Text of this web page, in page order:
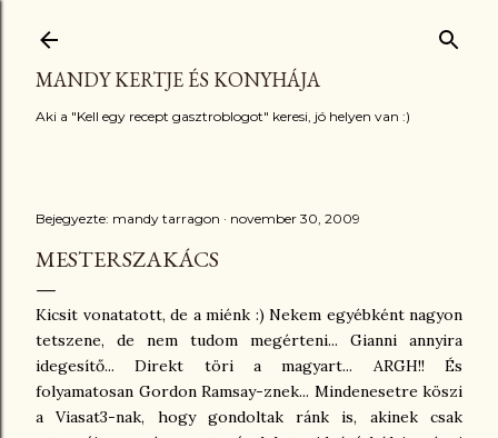
MANDY KERTJE ÉS KONYHÁJA
Aki a "Kell egy recept gasztroblogot" keresi, jó helyen van :)
Bejegyezte: mandy tarragon november 30, 2009
MESTERSZAKÁCS
Kicsit vonatatott, de a miénk :) Nekem egyébként nagyon
tetszene, de nem tudom megérteni... Gianni annyira
idegesítő... Direkt töri a magyart... ARGH!! És
folyamatosan Gordon Ramsay-znek... Mindenesetre köszi
a Viasat3-nak, hogy gondoltak ránk is, akinek csak